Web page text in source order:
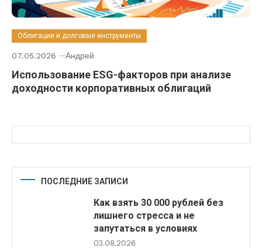
Облигации и долговые инструменты
07.05.2026 Андрей
Использование ESG-факторов при анализе
доходности корпоративных облигаций
ПОСЛЕДНИЕ ЗАПИСИ
Как взять 30 000 рублей без
лишнего стресса и не
запутаться в условиях
03.08.2026